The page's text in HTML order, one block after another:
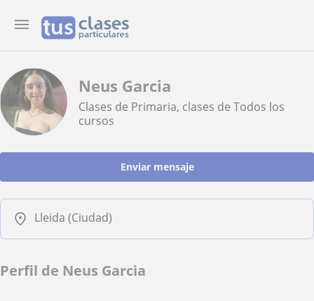
Neus Garcia
Clases de Primaria, clases de Todos los
cursos
Enviar mensaje
Lleida (Ciudad)
Perfil de Neus Garcia